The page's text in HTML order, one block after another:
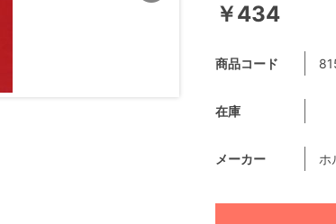
￥434
商品コード
在庫
メーカー ホ